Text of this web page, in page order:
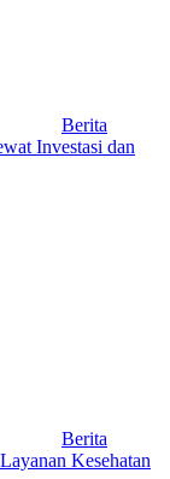
Berita
Investasi dan
Berita
Kesehatan